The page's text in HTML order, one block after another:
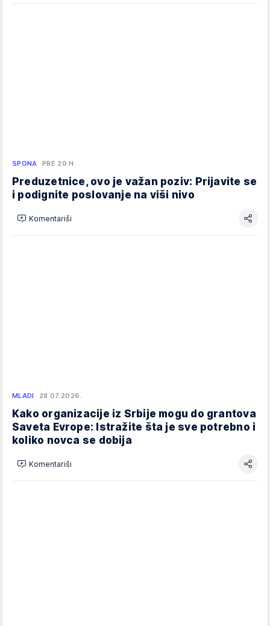
SPONA PRE 20 H
Preduzetnice, ovo je važan poziv: Prijavite se
i podignite poslovanje na viši nivo
Komentariši
MLADI 28.07.2026.
Kako organizacije iz Srbije mogu do grantova
Saveta Evrope: Istražite šta je sve potrebno i
koliko novca se dobija
Komentariši